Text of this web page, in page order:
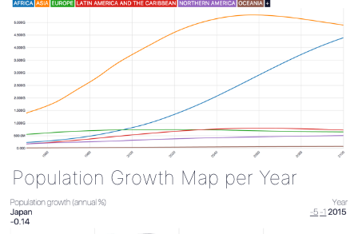
Population Growth Map per Year